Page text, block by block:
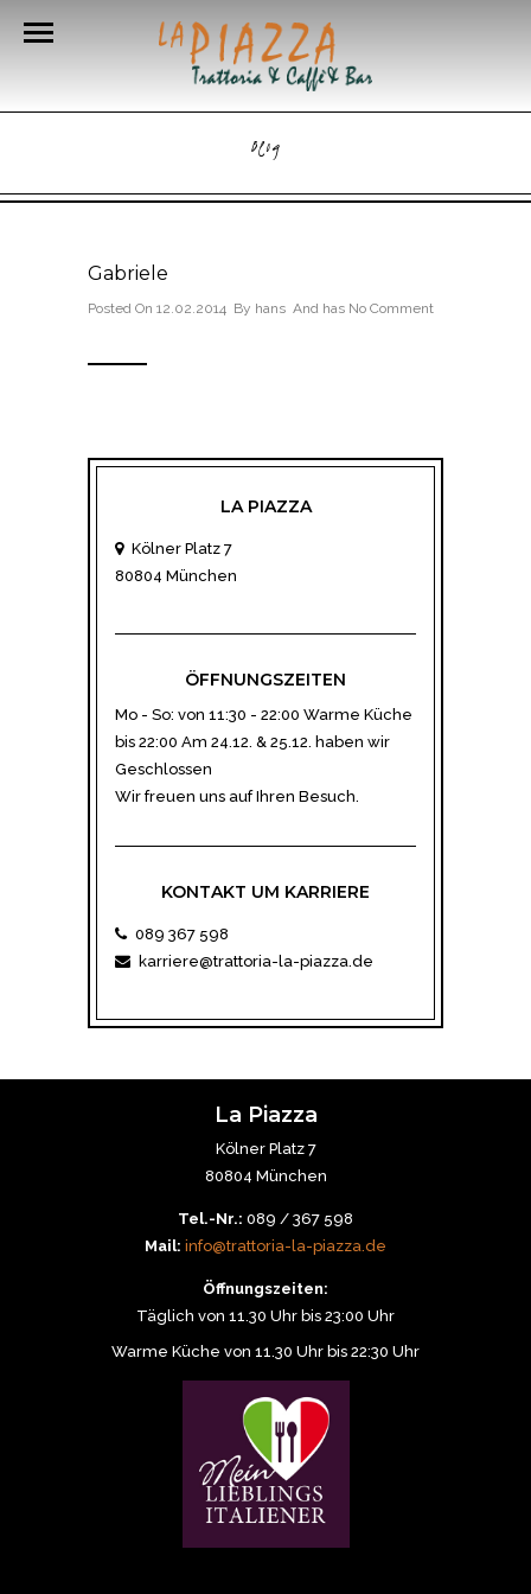
Blog
Gabriele
Posted On 12.02.2014 By hans And has No Comment
LA PIAZZA
Kölner Platz 7
80804 München
ÖFFNUNGSZEITEN
Mo - So: von 11:30 - 22:00 Warme Küche
bis 22:00 Am 24.12. & 25.12. haben wir
Geschlossen
Wir freuen uns auf Ihren Besuch.
KONTAKT UM KARRIERE
089 367 598
karriere@trattoria-la-piazza.de
La Piazza
Kölner Platz 7
80804 München
Tel.-Nr.: 089 / 367 598
Mail: info@trattoria-la-piazza.de
Öffnungszeiten:
Täglich von 11.30 Uhr bis 23:00 Uhr
Warme Küche von 11.30 Uhr bis 22:30 Uhr